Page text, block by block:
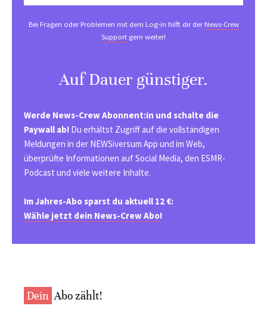
Bei Fragen oder Problemen mit dem Log-in hilft dir derNews-Crew
Support gern weiter!
Auf Dauer günstiger.
Werde News-Crew Abonnent:in und schalte die
Paywall ab! Du erhältst Zugriff auf die vollständigen
Meldungen in der NEWSiversum App und im Web,
überprüfte Informationen auf Social Media, den ESMR-
Podcast und viele weitere Inhalte.
Im Jahres-Abo sparst du aktuell 12 €:
Wähle jetzt dein News-Crew Abo!
Dein Abo zählt!